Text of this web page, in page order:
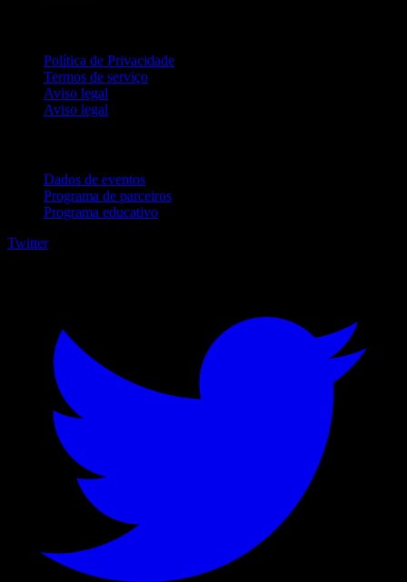
Política de Privacidade
Termos de serviço
Aviso legal
Aviso legal
Dados de eventos
Programa de parceiros
Programa educativo
Twitter